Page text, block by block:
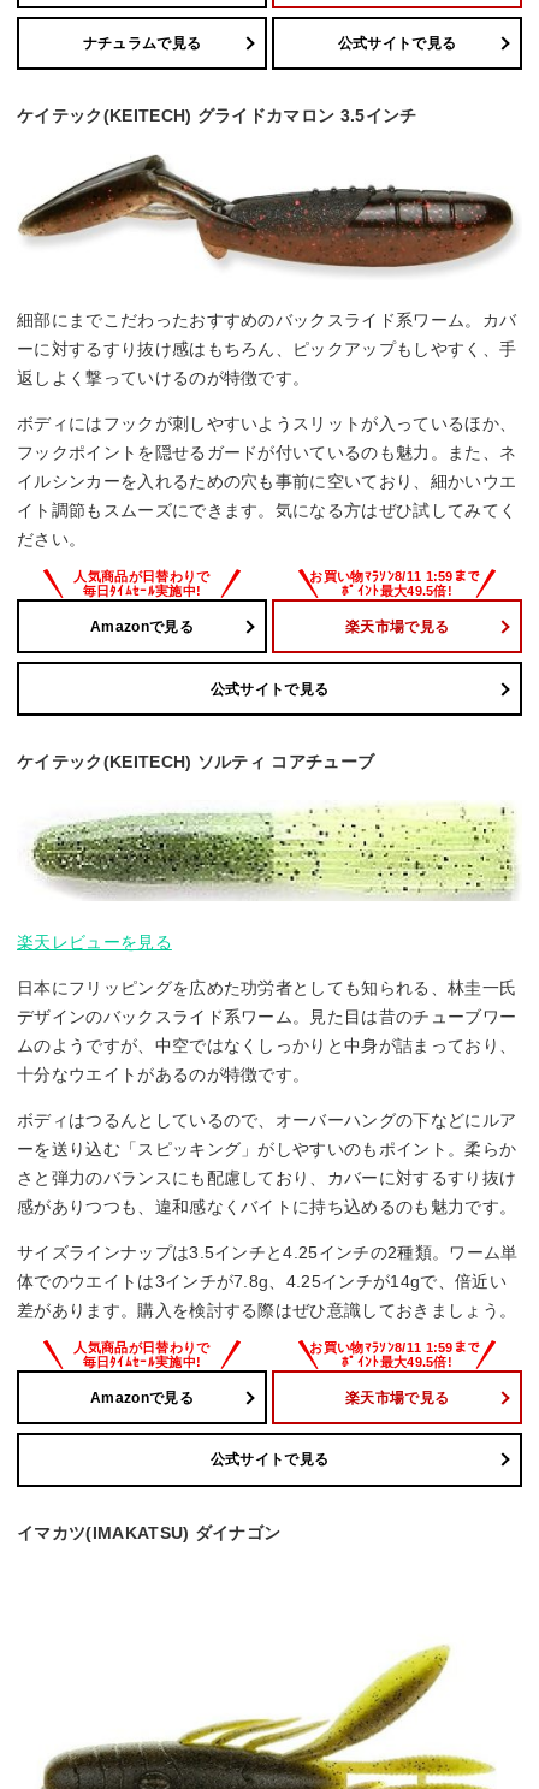
ナチュラムで見る 公式サイトで見る
ケイテック(KEITECH) グライドカマロン 3.5インチ
細部にまでこだわったおすすめのバックスライド系ワーム。カバ
ーに対するすり抜け感はもちろん、ピックアップもしやすく、手
返しよく撃っていけるのが特徴です。
ボディにはフックが刺しやすいようスリットが入っているほか、
フックポイントを隠せるガードが付いているのも魅力。また、ネ
イルシンカーを入れるための穴も事前に空いており、細かいウエ
イト調節もスムーズにできます。気になる方はぜひ試してみてく
ださい。
Amazonで見る 楽天市場で見る
公式サイトで見る
ケイテック(KEITECH) ソルティ コアチューブ
楽天レビューを見る
日本にフリッピングを広めた功労者としても知られる、林圭一氏
デザインのバックスライド系ワーム。見た目は昔のチューブワー
ムのようですが、中空ではなくしっかりと中身が詰まっており、
十分なウエイトがあるのが特徴です。
ボディはつるんとしているので、オーバーハングの下などにルア
ーを送り込む「スピッキング」がしやすいのもポイント。柔らか
さと弾力のバランスにも配慮しており、カバーに対するすり抜け
感がありつつも、違和感なくバイトに持ち込めるのも魅力です。
サイズラインナップは3.5インチと4.25インチの2種類。ワーム単
体でのウエイトは3インチが7.8g、4.25インチが14gで、倍近い
差があります。購入を検討する際はぜひ意識しておきましょう。
Amazonで見る 楽天市場で見る
公式サイトで見る
イマカツ(IMAKATSU) ダイナゴン